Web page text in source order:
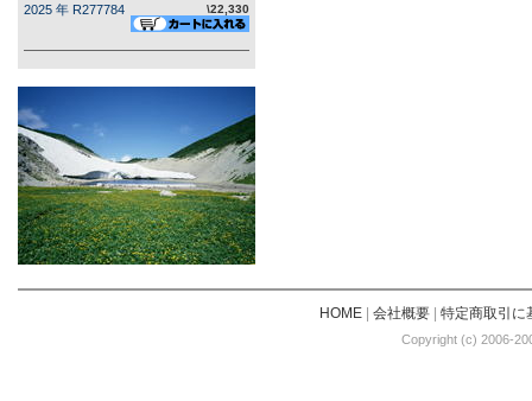
2025 年 R277784
\22,330
HOME| 会社概要| 特定商取引に
Copyright (c) 2006-